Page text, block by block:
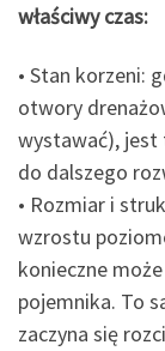
właściwy czas:
• Stan korzeni:
otwory
wystawać), jest
do dalszego
• Rozmiar i
wzrostu
konieczne
pojemnika. To
zaczyna się